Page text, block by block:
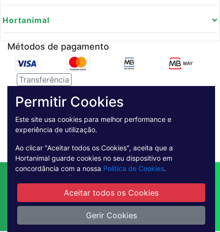
Hortanimal
Métodos de pagamento
Transferência
Pagamento Seguro
Quem Somos
Métodos de Pagamento
Condições Gerais de Utilização
Livro de reclamações online
Permitir Cookies
Este site usa cookies para melhor performance e
experiência de utilização.
Ao clicar "Aceitar todos os Cookies", aceita que a
Hortanimal guarde cookies no seu dispositivo em
concordância com a nossa Política de Cookies.
Aceitar todos os Cookies
Gerir Cookies